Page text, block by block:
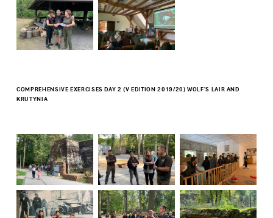
COMPREHENSIVE EXERCISES DAY 2 (V EDITION 2019/20) WOLF'S LAIR AND
KRUTYNIA